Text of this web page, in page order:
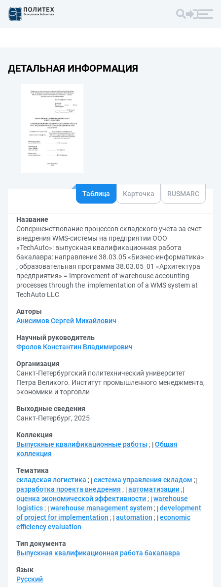
ДЕТАЛЬНАЯ ИНФОРМАЦИЯ
Таблица Карточка RUSMARC
Название
Совершенствование процессов складского учета за счет
внедрения WMS-системы на предприятии ООО
«TechAuto»: выпускная квалификационная работа
бакалавра: направление 38.03.05 «Бизнес-информатика»
; образовательная программа 38.03.05_01 «Архитектура
предприятия» = Improvement of warehouse accounting
processes through the implementation of a WMS system at
TechAuto LLC
Авторы
Анисимов Сергей Михайлович
Научный руководитель
Фролов Константин Владимирович
Организация
Санкт-Петербургский политехнический университет
Петра Великого. Институт промышленного менеджмента,
экономики и торговли
Выходные сведения
Санкт-Петербург, 2025
Коллекция
Выпускные квалификационные работы ; Общая
коллекция
Тематика
складская логистика ; система управления складом ;
разработка проекта внедрения ; автоматизации ;
оценка экономической эффективности ; warehouse
logistics ; warehouse management system ; development
of project for implementation ; automation ; economic
efficiency evaluation
Тип документа
Выпускная квалификационная работа бакалавра
Язык
Русский